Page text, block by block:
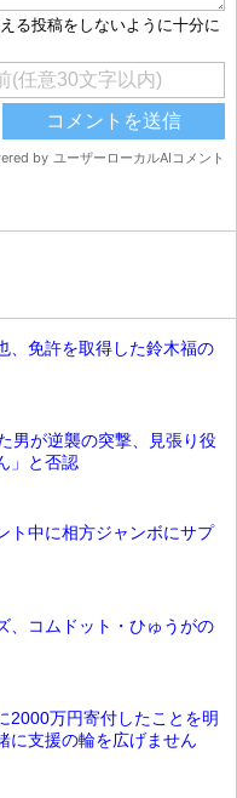
、免許を取得した鈴木福の
男が逆襲の突撃、見張り役
」と否認
ト中に相方ジャンボにサプ
、コムドット・ひゅうがの
2000万円寄付したことを明
に支援の輪を広げません